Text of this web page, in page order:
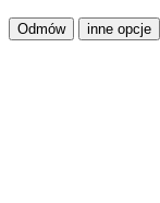
Odmów inne opcje